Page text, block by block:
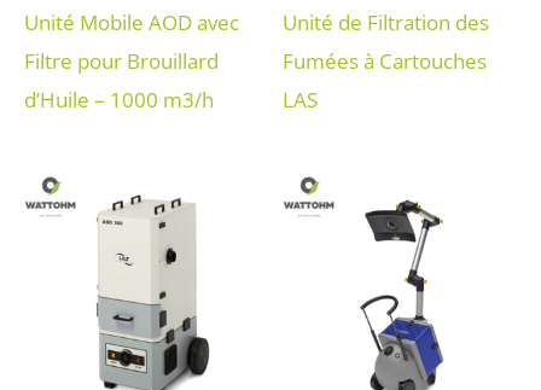
Unité Mobile AOD avec
Filtre pour Brouillard
d’Huile – 1000 m3/h
Unité de Filtration des
Fumées à Cartouches
LAS